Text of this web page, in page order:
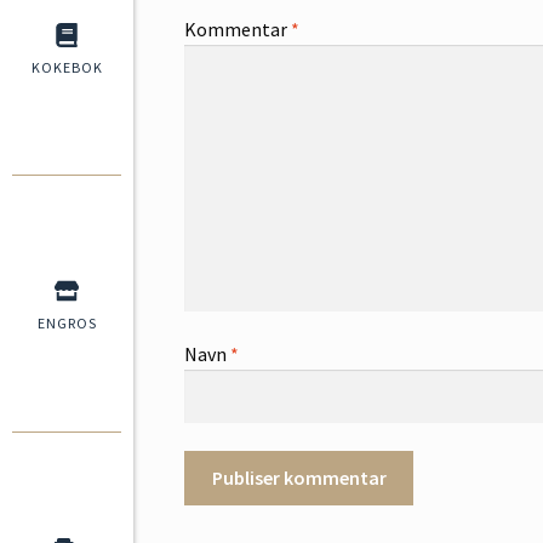
KOKEBOK
ENGROS
Kommentar *
Navn *